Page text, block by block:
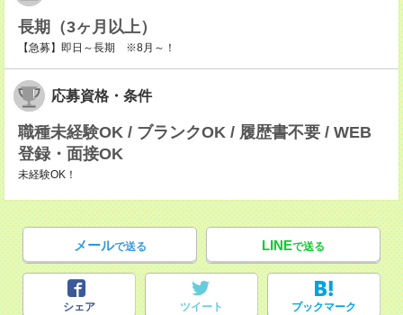
長期（3ヶ月以上）
【急募】即日～長期 ※8月～！
応募資格・条件
職種未経験OK / ブランクOK / 履歴書不要 / WEB
登録・面接OK
未経験OK！
メールで送る LINEで送る
シェア ツイート ブックマーク